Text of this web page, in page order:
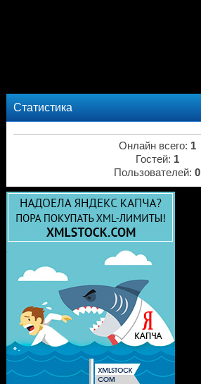
Статистика
Онлайн всего: 1
Гостей: 1
Пользователей:0